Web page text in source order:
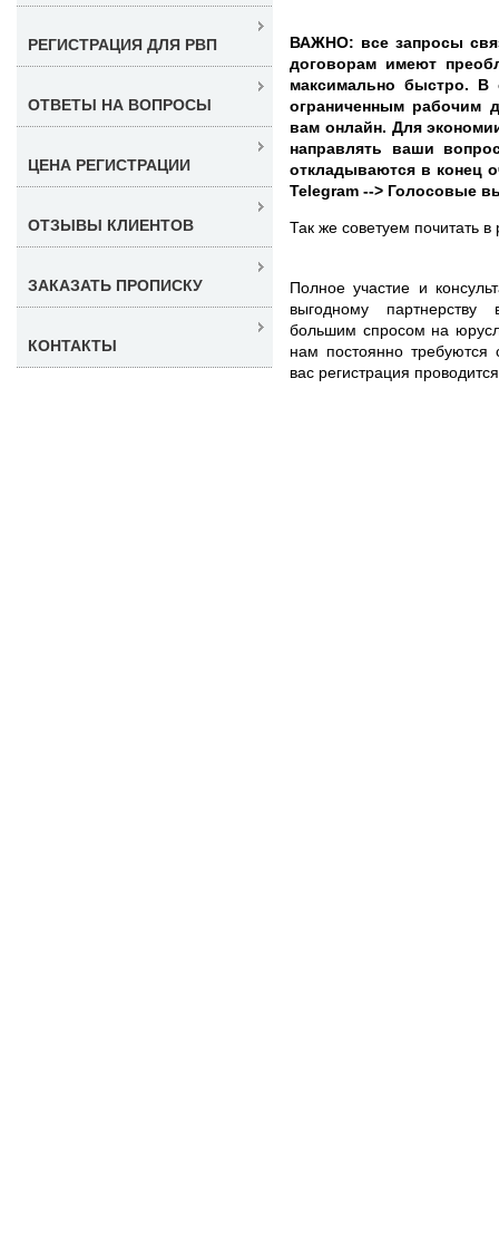
ВАЖНО: все запросы
договорам имеют
максимально быстро. В
ограниченным рабочим
вам онлайн. Для
направлять ваши
откладываются в конец
Telegram --> Голосовые
Так же советуем почитать
Полное участие и
выгодному
большим спросом на
нам постоянно требуются
вас регистрация
РЕГИСТРАЦИЯ ДЛЯ РВП
ОТВЕТЫ НА ВОПРОСЫ
ЦЕНА РЕГИСТРАЦИИ
ОТЗЫВЫ КЛИЕНТОВ
ЗАКАЗАТЬ ПРОПИСКУ
КОНТАКТЫ